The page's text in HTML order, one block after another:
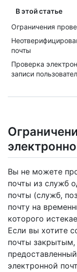
В этой статье
Ограничения
почты
Проверка
записи
Вы не можете
почты из служб
почты (служб,
почту на
которого
Если вы хотите
почты
электронной